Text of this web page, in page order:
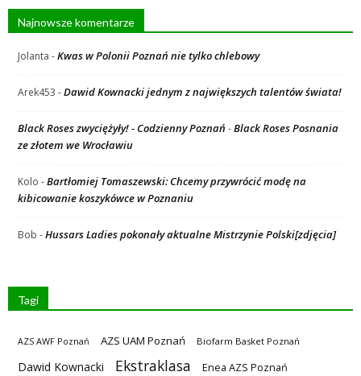
Najnowsze komentarze
Jolanta -Kwas w Polonii Poznań nie tylko chlebowy
Arek453 -Dawid Kownacki jednym z największych talentów świata!
Black Roses zwyciężyły! - Codzienny Poznań -Black Roses Posnania
ze złotem we Wrocławiu
Kolo -Bartłomiej Tomaszewski: Chcemy przywrócić modę na
kibicowanie koszykówce w Poznaniu
Bob -Hussars Ladies pokonały aktualne Mistrzynie Polski[zdjęcia]
Tagi
AZS AWF Poznań AZS UAM Poznań Biofarm Basket Poznań
Dawid Kownacki Ekstraklasa Enea AZS Poznań